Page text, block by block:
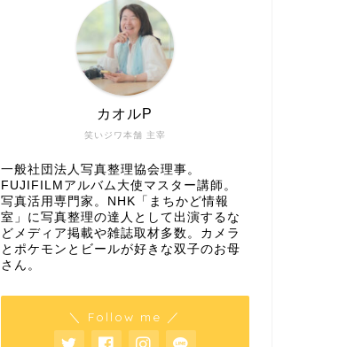
笑いジワ本舗 主宰
カオルP
一般社団法人写真整理協会理事。
FUJIFILMアルバム大使マスター講師。
写真活用専門家。NHK「まちかど情報
室」に写真整理の達人として出演するな
どメディア掲載や雑誌取材多数。カメラ
とポケモンとビールが好きな双子のお母
さん。
＼ Follow me ／